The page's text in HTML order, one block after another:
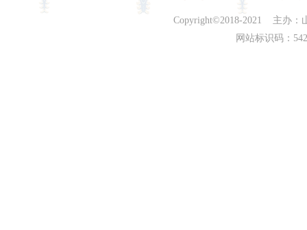
Copyright©2018-2021 主办：
网站标识码：